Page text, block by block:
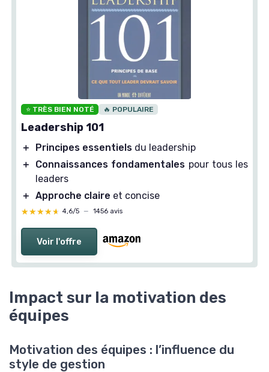
⭐ TRÈS BIEN NOTÉ 🔥 POPULAIRE
Leadership 101
＋ Principes essentiels du leadership
＋
Connaissances fondamentales pour tous les
leaders
＋ Approche claire et concise
★★★★★
★★★★★ 4,6/5 — 1456 avis
Voir l'offre
Impact sur la motivation des
équipes
Motivation des équipes : l’influence du
style de gestion